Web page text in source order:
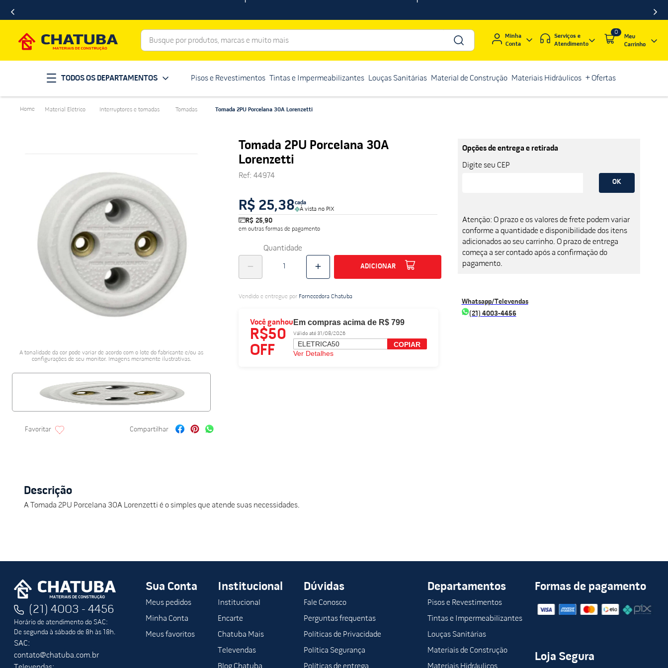
Busque por produtos, marcas e muito mais
Minha
Conta
Serviços e
Atendimento
0
TODOS OS DEPARTAMENTOS Pisos e Revestimentos Tintas e Impermeabilizantes Louças Sanitárias Material de Construção Materiais Hidráulicos + Ofertas
Material Elétrico Interruptores e tomadas Tomadas Tomada 2PU Porcelana 30A Lorenzetti
A tonalidade da cor pode variar de acordo com o lote do fabricante e/ou as
configurações de seu monitor. Imagens meramente ilustrativas.
Tomada 2PU Porcelana 30A
Lorenzetti
Ref: 44974
R$ 25,38cada
À vista no PIX
R$ 25,90
em outras formas de pagamento
Quantidade
ADICIONAR
Vendido e entregue por Fornecedora Chatuba
Você ganhou
R$50
OFF
Em compras acima de R$ 799
Válido até 31/08/2026
ELETRICA50
COPIAR
Ver Detalhes
Opções de entrega e retirada
Digite seu CEP
OK
Atenção: O prazo e os valores de frete podem variar
conforme a quantidade e disponibilidade dos itens
adicionados ao seu carrinho. O prazo de entrega
começa a ser contado após a confirmação do
pagamento.
Whatsapp/Televendas
(21) 4003-4456
Descrição
A Tomada 2PU Porcelana 30A Lorenzetti é o simples que atende suas necessidades.
(21) 4003 - 4456
Horário de atendimento do SAC:
De segunda à sábado de 8h às 18h.
SAC:
contato@chatuba.com.br
Sua Conta
Meus pedidos
Minha Conta
Meus favoritos
Institucional
Institucional
Encarte
Chatuba Mais
Televendas
Dúvidas
Fale Conosco
Perguntas frequentas
Políticas de Privacidade
Política Segurança
Departamentos
Pisos e Revestimentos
Tintas e Impermeabilizantes
Louças Sanitárias
Materiais de Construção
Formas de pagamento
Loja Segura
1 º porcelanato
2º telha
8º vaso sanitário
telhas
10º porcelanato acetinado